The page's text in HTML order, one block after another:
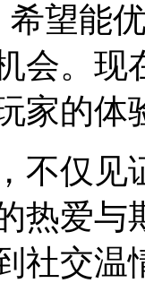
能优
会。现
家的体
仅见
热爱
社交温